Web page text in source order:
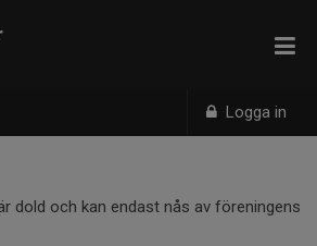
Logga in
dold och kan endast nås av föreningens